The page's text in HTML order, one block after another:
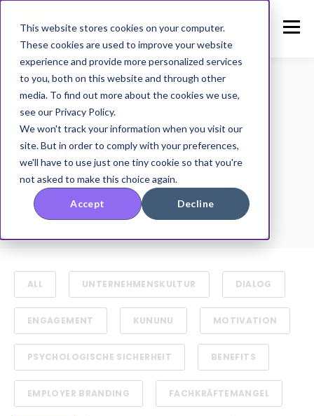
This website stores cookies on your computer.
These cookies are used to improve your website
experience and provide more personalized services
to you, both on this website and through other
media. To find out more about the cookies we use,
see our Privacy Policy.
We won't track your information when you visit our
site. But in order to comply with your preferences,
we'll have to use just one tiny cookie so that you're
not asked to make this choice again.
Accept Decline
Gallup
ALL UNTERNEHMENSKULTUR DIALOG
ENGAGEMENT KUNUNU MOTIVATION
PSYCHOLOGISCHE SICHERHEIT BENEFITS
EMPLOYER BRANDING FACHKRÄFTEMANGEL